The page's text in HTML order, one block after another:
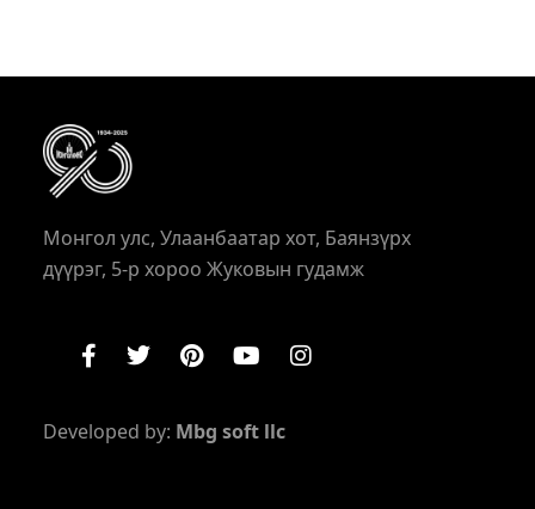
Монгол улс, Улаанбаатар хот, Баянзүрх
дүүрэг, 5-р хороо Жуковын гудамж
Developed by: Mbg soft llc